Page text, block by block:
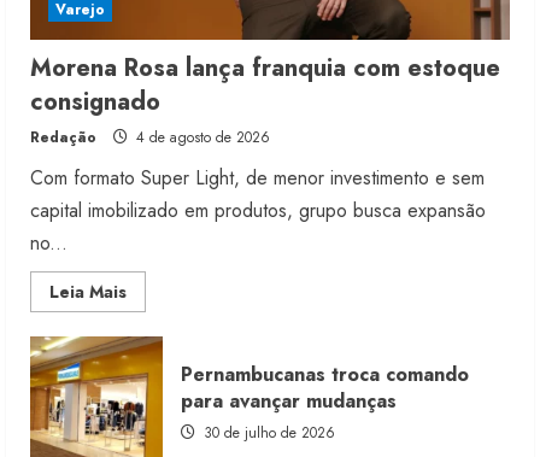
Varejo
Morena Rosa lança franquia com estoque
consignado
Redação 4 de agosto de 2026
Com formato Super Light, de menor investimento e sem
capital imobilizado em produtos, grupo busca expansão
no...
Leia MaisRead
more
Morena
Rosa
lança
franquia
com
estoque
consignado
Pernambucanas troca comando
para avançar mudanças
30 de julho de 2026